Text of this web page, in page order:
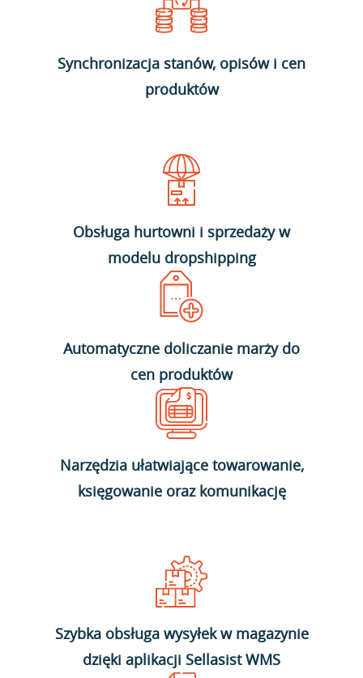
Synchronizacja stanów, opisów i cen
produktów
Obsługa hurtowni i sprzedaży w
modelu dropshipping
Automatyczne doliczanie marży do
cen produktów
Narzędzia ułatwiające towarowanie,
księgowanie oraz komunikację
Szybka obsługa wysyłek w magazynie
dzięki aplikacji Sellasist WMS